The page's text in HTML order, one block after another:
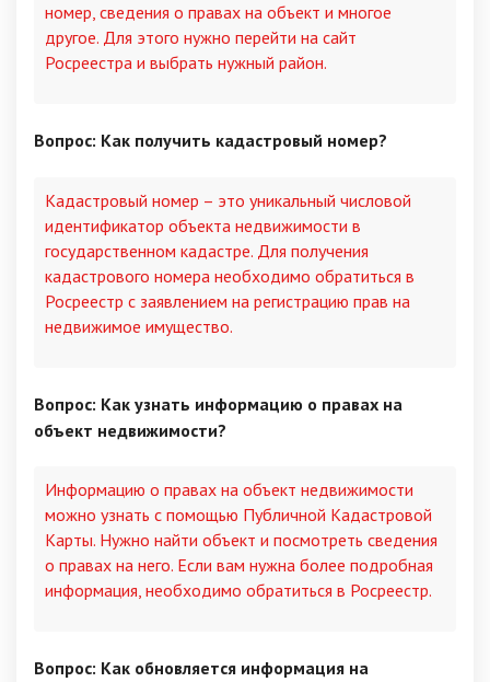
номер, сведения о правах на объект и многое
другое. Для этого нужно перейти на сайт
Росреестра и выбрать нужный район.
Вопрос: Как получить кадастровый номер?
Кадастровый номер – это уникальный числовой
идентификатор объекта недвижимости в
государственном кадастре. Для получения
кадастрового номера необходимо обратиться в
Росреестр с заявлением на регистрацию прав на
недвижимое имущество.
Вопрос: Как узнать информацию о правах на
объект недвижимости?
Информацию о правах на объект недвижимости
можно узнать с помощью Публичной Кадастровой
Карты. Нужно найти объект и посмотреть сведения
о правах на него. Если вам нужна более подробная
информация, необходимо обратиться в Росреестр.
Вопрос: Как обновляется информация на